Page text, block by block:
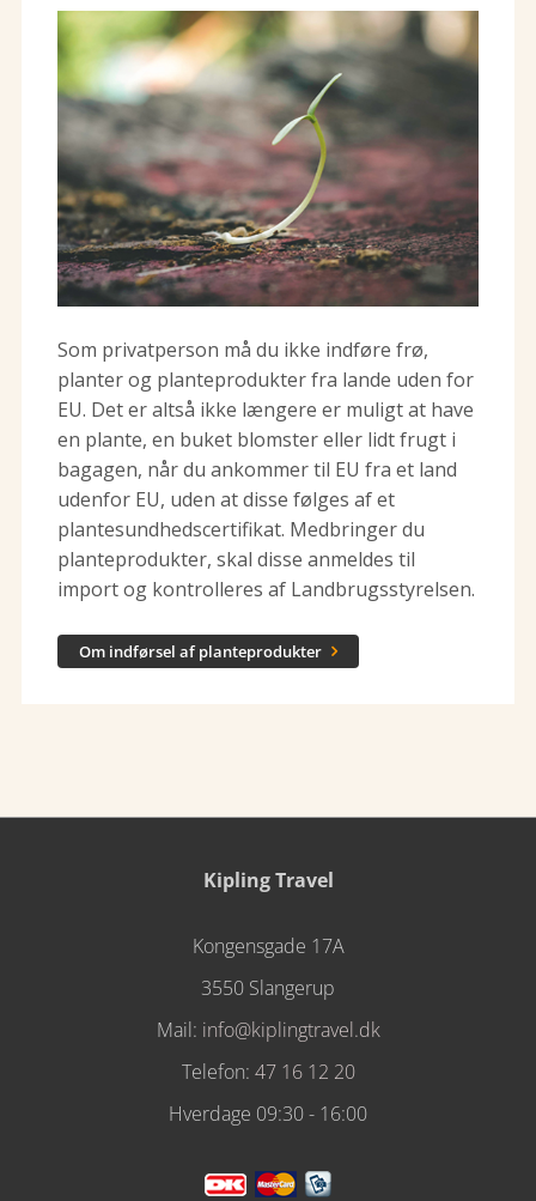
Som privatperson må du ikke indføre frø,
planter og planteprodukter fra lande uden for
EU. Det er altså ikke længere er muligt at have
en plante, en buket blomster eller lidt frugt i
bagagen, når du ankommer til EU fra et land
udenfor EU, uden at disse følges af et
plantesundhedscertifikat. Medbringer du
planteprodukter, skal disse anmeldes til
import og kontrolleres af Landbrugsstyrelsen.
Om indførsel af planteprodukter 
Kipling Travel
Kongensgade 17A
3550 Slangerup
Mail: info@kiplingtravel.dk
Telefon: 47 16 12 20
Hverdage 09:30 - 16:00